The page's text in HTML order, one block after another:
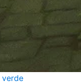
verde